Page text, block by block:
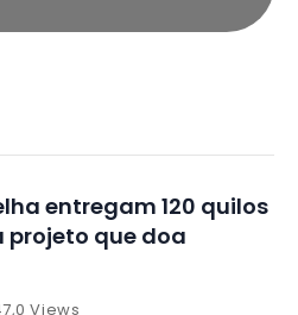
entregam 120 quilos
que doa
Views